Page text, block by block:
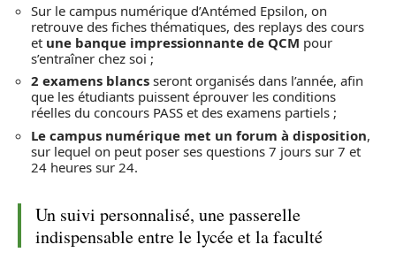
Sur le campus numérique d’Antémed Epsilon, on
retrouve des fiches thématiques, des replays des cours
et une banque impressionnante de QCM pour
s’entraîner chez soi ;
2 examens blancs seront organisés dans l’année, afin
que les étudiants puissent éprouver les conditions
réelles du concours PASS et des examens partiels ;
Le campus numérique met un forum à disposition,
sur lequel on peut poser ses questions 7 jours sur 7 et
24 heures sur 24.
Un suivi personnalisé, une passerelle
indispensable entre le lycée et la faculté